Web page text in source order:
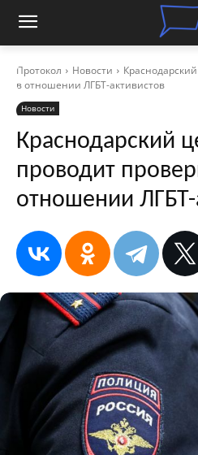
Протокол Новости
в отношении ЛГБТ-активистов
Новости
Краснодарский
проводит
отношении ЛГБТ-